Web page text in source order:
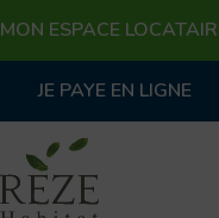
MON ESPACE
JE PAYE EN LIGNE